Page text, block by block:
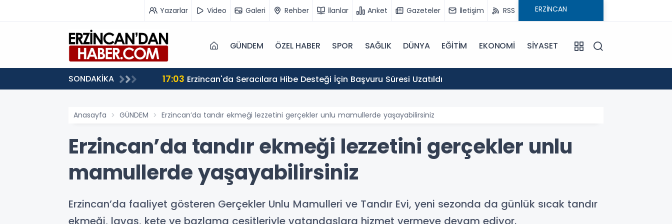
Yazarlar Video Galeri Rehber İlanlar Anket Gazeteler İletişim RSS
GÜNDEM ÖZEL HABER SPOR SAĞLIK DÜNYA EĞİTİM EKONOMİ SİYASET
SONDAKİKA 17:03 Erzincan'da Seracılara Hibe Desteği İçin Başvuru Süresi Uzatıldı
Anasayfa GÜNDEM Erzincan’da tandır ekmeği lezzetini gerçekler unlu mamullerde yaşayabilirsiniz
Erzincan’da tandır ekmeği lezzetini gerçekler unlu
mamullerde yaşayabilirsiniz
Erzincan’da faaliyet gösteren Gerçekler Unlu Mamulleri ve Tandır Evi, yeni sezonda da günlük sıcak tandır
ekmeği, lavaş, kete ve bazlama çeşitleriyle vatandaşlara hizmet vermeye devam ediyor.